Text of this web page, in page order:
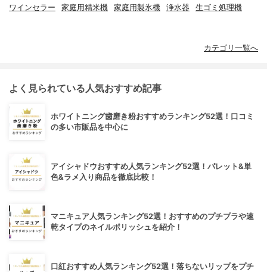
ワインセラー 家庭用精米機 家庭用製氷機 浄水器 生ゴミ処理機
カテゴリ一覧へ
よく見られている人気おすすめ記事
ホワイトニング歯磨き粉おすすめランキング52選！口コミ
の多い市販品を中心に
アイシャドウおすすめ人気ランキング52選！パレット&単
色&ラメ入り商品を徹底比較！
マニキュア人気ランキング52選！おすすめのプチプラや速
乾タイプのネイルポリッシュを紹介！
口紅おすすめ人気ランキング52選！落ちないリップをプチ